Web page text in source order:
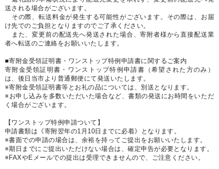
送される場合がございます。
その際、転送料金が発生する可能性がございます。その際は、お届
け先でのご負担となりますのでご了承ください。
また、変更前の配送先へ発送された場合、寄附者様から直接配送業
者へ転送のご連絡をお願いいたします。
■寄附金受領証明書・ワンストップ特例申請書に関するご案内
寄附金受領証明書・ワンストップ特例申請書（希望された方のみ）
は、後日当市より普通郵便にて発送いたします。
※寄附金受領証明書等とお礼の品については、別送となります。
※お申し込みを多数いただいた場合など、書類の発送にお時間をいただ
く場合がございます。
【ワンストップ特例申請ついて】
申請書類は《寄附翌年の1月10日までに必着》となります。
※書面での申請の場合は、余裕を持ってご提出をお願いいたします。
※期日までにご提出いただけない場合は、確定申告が必要となります。
※FAXやEメールでの提出は受理できませんので、ご注意ください。